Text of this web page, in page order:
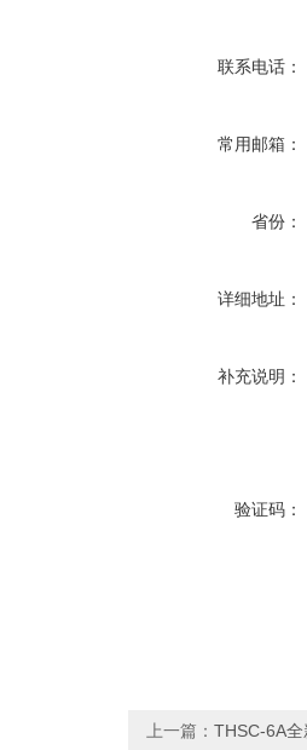
联系电话：
常用邮箱：
省份：
详细地址：
补充说明：
验证码：
上一篇： THSC-6A